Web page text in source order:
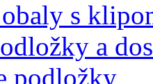
s
a
podložky